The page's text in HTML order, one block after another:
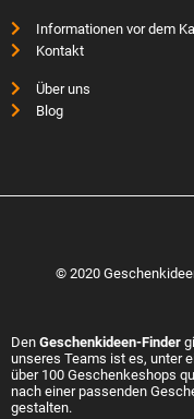
Informationen vor dem
Kontakt
Über uns
Blog
© 2020
Den Geschenkideen-Finder
unseres Teams ist es, unter
über 100 Geschenkeshops
nach einer passenden
gestalten.